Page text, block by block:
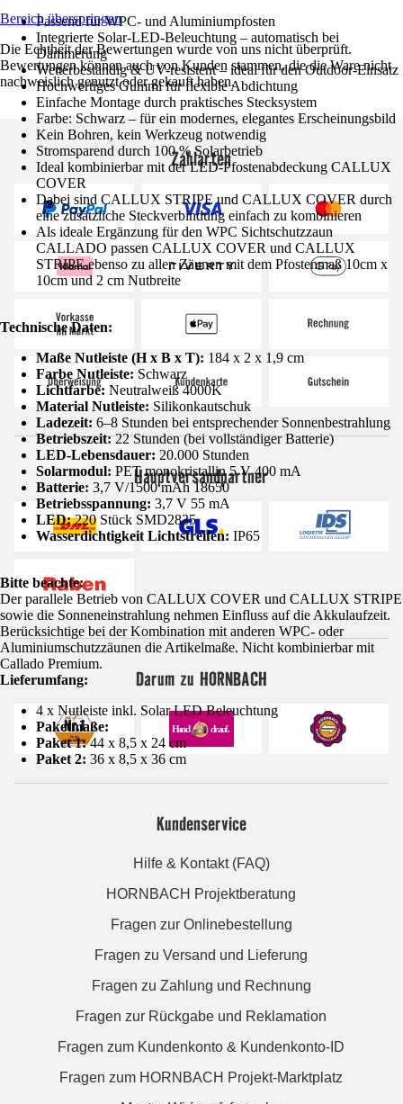
Passend für WPC- und Aluminiumpfosten
Integrierte Solar-LED-Beleuchtung – automatisch bei
Dämmerung
Wetterbeständig & UV-resistent – ideal für den Outdoor-Einsatz
Hochwertiges Gummi für flexible Abdichtung
Einfache Montage durch praktisches Stecksystem
Farbe: Schwarz – für ein modernes, elegantes Erscheinungsbild
Kein Bohren, kein Werkzeug notwendig
Stromsparend durch 100 % Solarbetrieb
Ideal kombinierbar mit der LED-Pfostenabdeckung CALLUX
COVER
Dabei sind CALLUX STRIPE und CALLUX COVER durch
eine zusätzliche Steckverbindung einfach zu kombinieren
Als ideale Ergänzung für den WPC Sichtschutzzaun
CALLADO passen CALLUX COVER und CALLUX
STRIPE ebenso zu allen Zäunen mit dem Pfostenmaß 10cm x
10cm und 2 cm Nutbreite
Technische Daten:
Maße Nutleiste (H x B x T): 184 x 2 x 1,9 cm
Farbe Nutleiste: Schwarz
Lichtfarbe: Neutralweiß 4000K
Material Nutleiste: Silikonkautschuk
Ladezeit: 6–8 Stunden bei entsprechender Sonnenbestrahlung
Betriebszeit:22 Stunden (bei vollständiger Batterie)
LED-Lebensdauer: 20.000 Stunden
Solarmodul: PET monokristallin 5 V 400 mA
Batterie: 3,7 V/1500 mAh 18650
Betriebsspannung: 3,7 V 55 mA
LED:220 Stück SMD2835
Wasserdichtigkeit Lichtstreifen: IP65
Bitte beachte:
Der parallele Betrieb von CALLUX COVER und CALLUX STRIPE
sowie die Sonneneinstrahlung nehmen Einfluss auf die Akkulaufzeit.
Berücksichtige bei der Kombination mit anderen WPC- oder
Aluminiumschutzzäunen die Artikelmaße. Nicht kombinierbar mit
Callado Premium.
Lieferumfang:
4 x Nutleiste inkl. Solar LED Beleuchtung
Paketmaße:
Paket 1:44 x 8,5 x 24 cm
Paket 2: 36 x 8,5 x 36 cm
Bereich überspringen
Die Echtheit der Bewertungen wurde von uns nicht überprüft.
Bewertungen können auch von Kunden stammen, die die Ware nicht
nachweislich genutzt oder gekauft haben.
Zahlarten
Hauptversandpartner
Darum zu HORNBACH
Kundenservice
Hilfe & Kontakt (FAQ)
HORNBACH Projektberatung
Fragen zur Onlinebestellung
Fragen zu Versand und Lieferung
Fragen zu Zahlung und Rechnung
Fragen zur Rückgabe und Reklamation
Fragen zum Kundenkonto & Kundenkonto-ID
Fragen zum HORNBACH Projekt-Marktplatz